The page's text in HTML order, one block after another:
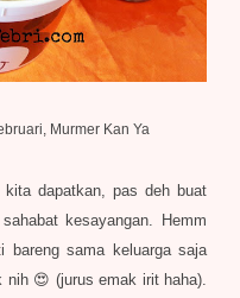
Murmer Kan Ya
dapatkan, pas deh buat
kesayangan. Hemm
bareng sama keluarga saja
😍 (jurus emak irit haha).